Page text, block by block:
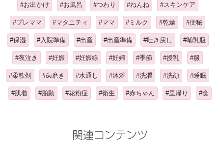
#お出かけ #お風呂 #つわり #ねんね #スキンケア
#プレママ #マタニティ #ママ #ミルク #乾燥 #便秘
#保湿 #入院準備 #出産 #出産準備 #吐き戻し #哺乳瓶
#夜泣き #妊娠 #妊娠線 #妊婦 #季節 #授乳 #服
#柔軟剤 #歯磨き #水通し #沐浴 #洗濯 #洗顔 #睡眠
#肌着 #胎動 #花粉症 #衛生 #赤ちゃん #里帰り #食
関連コンテンツ